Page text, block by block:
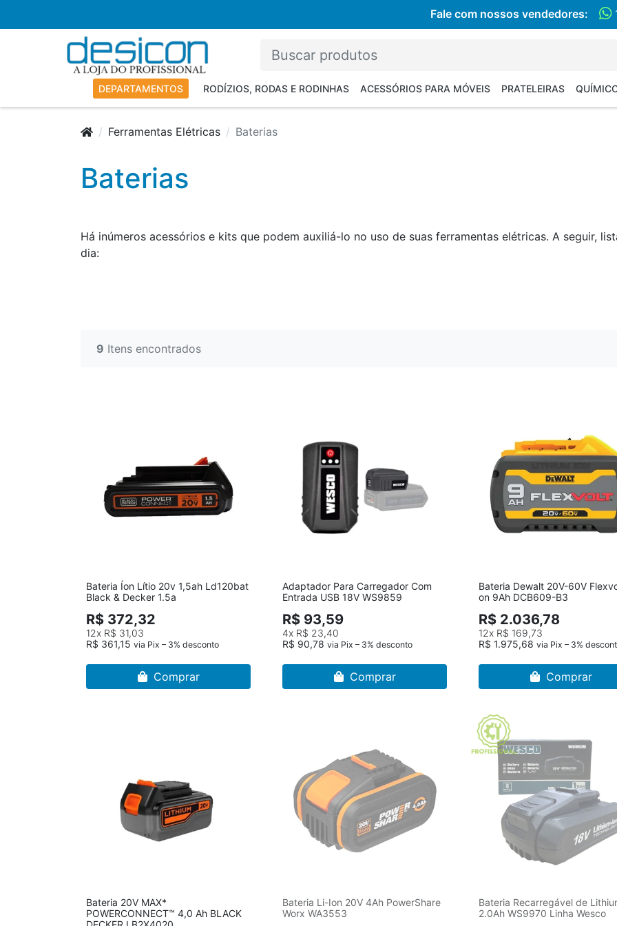
Fale com nossos vendedores:
DEPARTAMENTOS RODÍZIOS, RODAS E RODINHAS ACESSÓRIOS PARA MÓVEIS PRATELEIRAS
Ferramentas Elétricas Baterias
Baterias
Há inúmeros acessórios e kits que podem auxiliá-lo no uso de suas ferramentas elétricas. A seguir,
dia:
9 Itens encontrados
Bateria Íon Lítio 20v 1,5ah Ld120bat
Black & Decker 1.5a
R$ 372,32
12x R$ 31,03
R$ 361,15 via Pix – 3% desconto
Comprar
Adaptador Para Carregador Com
Entrada USB 18V WS9859
R$ 93,59
4x R$ 23,40
R$ 90,78 via Pix – 3% desconto
Comprar
Bateria Dewalt 20V-60V
on 9Ah DCB609-B3
R$ 2.036,78
12x R$ 169,73
R$ 1.975,68 via Pix – 3%
Comprar
Bateria 20V MAX*
POWERCONNECT™ 4,0 Ah BLACK
Bateria Li-Ion 20V 4Ah PowerShare
Worx WA3553
Bateria Recarregável de
2.0Ah WS9970 Linha Wesco